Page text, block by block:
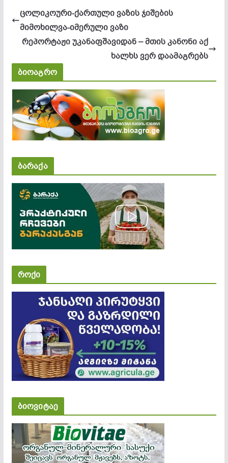
ცოლიკოური-ქართული ვაზის ჯიშების
მიმოხილვა-იმერული ვაზი
რეპორტაჟი უკანაფშავიდან – მთის კანონი აქ
ხალხს ვერ დაამაგრებს
ბიოაგრო
ბარაქა
როქი
ბიოვიტაე